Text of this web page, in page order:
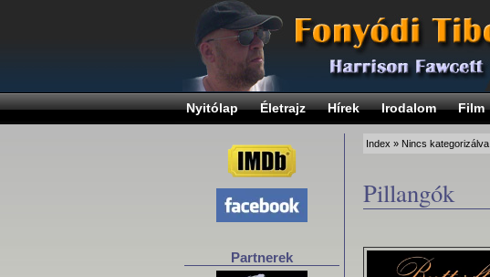
Nyitólap Életrajz Hírek Irodalom Film
Partnerek
Index » Nincs kategorizálva
Pillangók